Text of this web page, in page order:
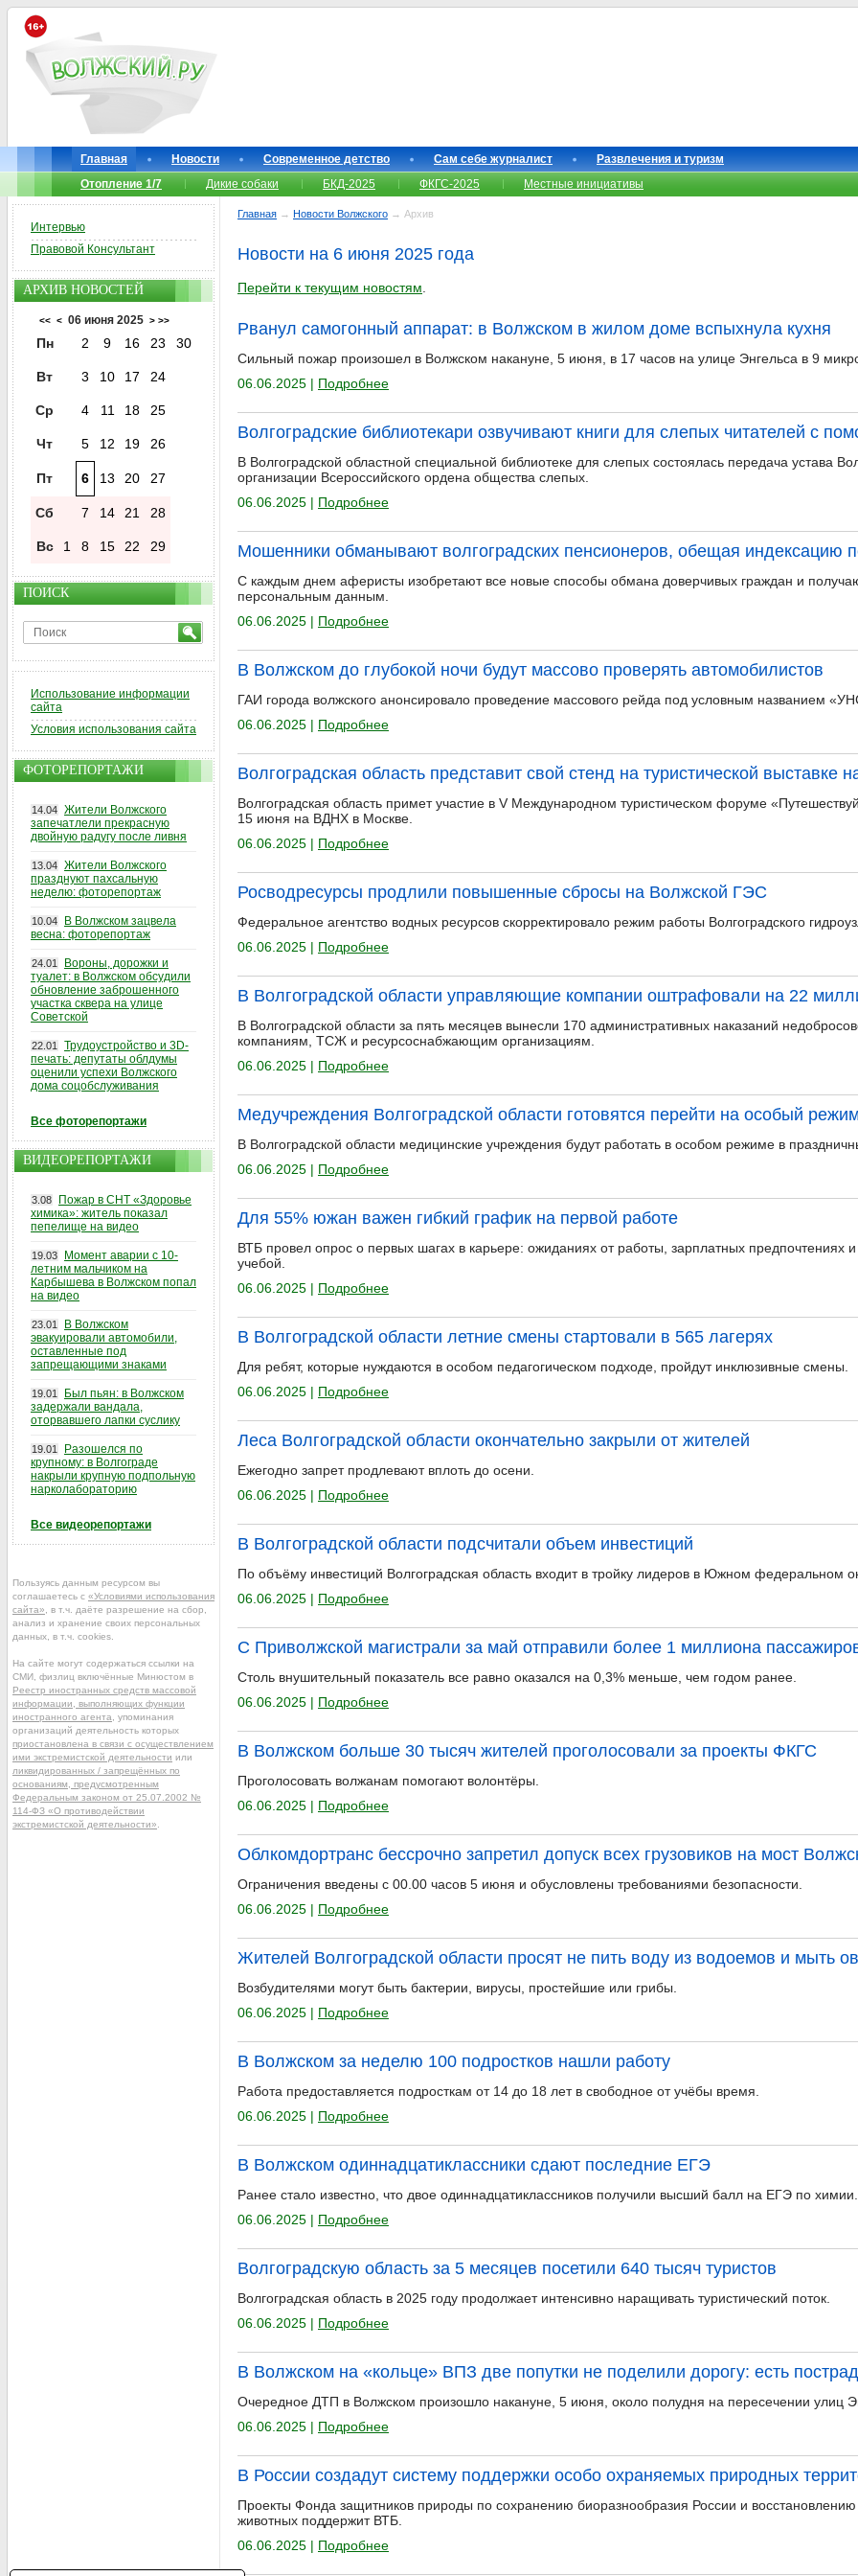
Главная Новости Современное детство Сам себе журналист
Развлечения и туризм
Отопление 1/7
Дикие собаки БКД-2025 ФКГС-2025 Местные инициативы
Главная → Новости Волжского → Архив
Новости на 6 июня 2025 года
Перейти к текущим новостям
Рванул самогонный аппарат: в Волжском в жилом доме вспыхнула кухня
Сильный пожар произошел в Волжском накануне, 5 июня, в 17 часов на улице Энгельса в 9
06.06.2025 | Подробнее
Волгоградские библиотекари озвучивают книги для слепых читателей с
В Волгоградской областной специальной библиотеке для слепых состоялась передача устава
организации Всероссийского ордена общества слепых.
06.06.2025 | Подробнее
Мошенники обманывают волгоградских пенсионеров, обещая индексацию
С каждым днем аферисты изобретают все новые способы обмана доверчивых граждан и
персональным данным.
06.06.2025 | Подробнее
В Волжском до глубокой ночи будут массово проверять автомобилистов
ГАИ города волжского анонсировало проведение массового рейда под условным названием
06.06.2025 | Подробнее
Волгоградская область представит свой стенд на туристической выставке
Волгоградская область примет участие в V Международном туристическом форуме
15 июня на ВДНХ в Москве.
06.06.2025 | Подробнее
Росводресурсы продлили повышенные сбросы на Волжской ГЭС
Федеральное агентство водных ресурсов скорректировало режим работы Волгоградского
06.06.2025 | Подробнее
В Волгоградской области управляющие компании оштрафовали на 22
В Волгоградской области за пять месяцев вынесли 170 административных наказаний
компаниям, ТСЖ и ресурсоснабжающим организациям.
06.06.2025 | Подробнее
Медучреждения Волгоградской области готовятся перейти на особый
В Волгоградской области медицинские учреждения будут работать в особом режиме в
06.06.2025 | Подробнее
Для 55% южан важен гибкий график на первой работе
ВТБ провел опрос о первых шагах в карьере: ожиданиях от работы, зарплатных предпочтениях
учебой.
06.06.2025 | Подробнее
В Волгоградской области летние смены стартовали в 565 лагерях
Для ребят, которые нуждаются в особом педагогическом подходе, пройдут инклюзивные смены.
06.06.2025 | Подробнее
Леса Волгоградской области окончательно закрыли от жителей
Ежегодно запрет продлевают вплоть до осени.
06.06.2025 | Подробнее
В Волгоградской области подсчитали объем инвестиций
По объёму инвестиций Волгоградская область входит в тройку лидеров в Южном федеральном
06.06.2025 | Подробнее
С Приволжской магистрали за май отправили более 1 миллиона
Столь внушительный показатель все равно оказался на 0,3% меньше, чем годом ранее.
06.06.2025 | Подробнее
В Волжском больше 30 тысяч жителей проголосовали за проекты ФКГС
Проголосовать волжанам помогают волонтёры.
06.06.2025 | Подробнее
Облкомдортранс бессрочно запретил допуск всех грузовиков на мост
Ограничения введены с 00.00 часов 5 июня и обусловлены требованиями безопасности.
06.06.2025 | Подробнее
Жителей Волгоградской области просят не пить воду из водоемов и мыть
Возбудителями могут быть бактерии, вирусы, простейшие или грибы.
06.06.2025 | Подробнее
В Волжском за неделю 100 подростков нашли работу
Работа предоставляется подросткам от 14 до 18 лет в свободное от учёбы время.
06.06.2025 | Подробнее
В Волжском одиннадцатиклассники сдают последние ЕГЭ
Ранее стало известно, что двое одиннадцатиклассников получили высший балл на ЕГЭ по химии.
06.06.2025 | Подробнее
Волгоградскую область за 5 месяцев посетили 640 тысяч туристов
Волгоградская область в 2025 году продолжает интенсивно наращивать туристический поток.
06.06.2025 | Подробнее
В Волжском на «кольце» ВПЗ две попутки не поделили дорогу: есть
Очередное ДТП в Волжском произошло накануне, 5 июня, около полудня на пересечении улиц
06.06.2025 | Подробнее
В России создадут систему поддержки особо охраняемых природных
Проекты Фонда защитников природы по сохранению биоразнообразия России и
животных поддержит ВТБ.
06.06.2025 | Подробнее
Интервью
Правовой Консультант
АРХИВ НОВОСТЕЙ
<< < 06 июня 2025 > >>
Пн 2 9 16 23 30
Вт 3 10 17 24
Ср 4 11 18 25
Чт 5 12 19 26
Пт 6 13 20 27
Сб 7 14 21 28
Вс 1 8 15 22 29
ПОИСК
Использование информации
сайта
Условия использования сайта
ФОТОРЕПОРТАЖИ
14.04 Жители Волжского
запечатлели прекрасную
двойную радугу после ливня
13.04 Жители Волжского
празднуют пахсальную
неделю: фоторепортаж
10.04
В Волжском зацвела
весна: фоторепортаж
24.01
Вороны, дорожки и
туалет: в Волжском обсудили
обновление заброшенного
участка сквера на улице
Советской
22.01
Трудоустройство и 3D-
печать: депутаты облдумы
оценили успехи Волжского
дома соцобслуживания
Все фоторепортажи
ВИДЕОРЕПОРТАЖИ
3.08
Пожар в СНТ «Здоровье
химика»: житель показал
пепелище на видео
19.03
Момент аварии с 10-
летним мальчиком на
Карбышева в Волжском попал
на видео
23.01
В Волжском
эвакуировали автомобили,
оставленные под
запрещающими знаками
19.01
Был пьян: в Волжском
задержали вандала,
оторвавшего лапки суслику
19.01
Разошелся по
крупному: в Волгограде
накрыли крупную подпольную
нарколабораторию
Все видеорепортажи
Пользуясь данным ресурсом вы
соглашаетесь с «Условиями использования
сайта» , в т.ч. даёте разрешение на сбор,
анализ и хранение своих персональных
данных, в т.ч. cookies.
На сайте могут содержаться ссылки на
СМИ, физлиц включённые Минюстом в
Реестр иностранных средств массовой
информации, выполняющих функции
иностранного агента , упоминания
организаций деятельность которых
приостановлена в связи с осуществлением
ими экстремистской деятельности или
ликвидированных / запрещённых по
основаниям, предусмотренным
Федеральным законом от 25.07.2002 №
114-ФЗ «О противодействии
экстремистской деятельности»